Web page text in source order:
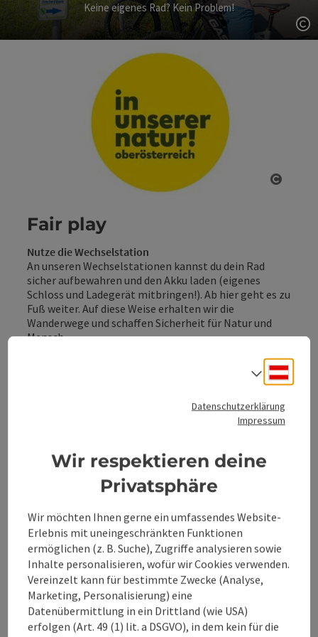
Keine eigenes Rad? Kein Problem!
Fair play
Nutze die Wechselstation
An unseren Wechselstationen kannst du dein Rad
sicher aufbewahren und den Akku laden (eigenes
Schloss und Ladegerät mitbringen!). Ab hier geht es zu
Fuß weiter. Auf diese Weise erhalten wir die
Wanderwege und schaffen Sicherheit für Natur und
Mensch.
Egal ob mit dem Bike oder zu Fuß - wir setzen in
zwischen Menschen, gegenüber der Natur und Tieren
voraus. Auch du kannst uns helfen dieses fragile
Achte bitte auf dich
Sei dir deinen Grenzen bewusst und mache keine
Touren, die über dein Können hinaus gehen. Eine gute
Einkehr und Pausen gehören als elementarer
Bestandteil zu unseren Touren.
Almen und Hütten
Im360° Alpenlandsind Almen und Hütten seit
Jahrhunderten gelebter Kulturraum. Bäuerinnen und
Datenschutzerklärung
Impressum
Wir respektieren deine
Privatsphäre
Wir möchten Ihnen gerne ein umfassendes Website-
Erlebnis mit uneingeschränkten Funktionen
ermöglichen (z. B. Suche), Zugriffe analysieren sowie
Inhalte personalisieren, wofür wir Cookies verwenden.
Vereinzelt kann für bestimmte Zwecke (Analyse,
Marketing, Personalisierung) eine
Datenübermittlung in ein Drittland (wie USA)
erfolgen (Art. 49 (1) lit. a DSGVO), in dem kein für die